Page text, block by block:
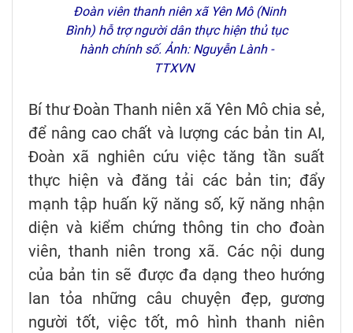
Đoàn viên thanh niên xã Yên Mô (Ninh
Bình) hỗ trợ người dân thực hiện thủ tục
hành chính số. Ảnh: Nguyễn Lành -
TTXVN
Bí thư Đoàn Thanh niên xã Yên Mô chia sẻ,
để nâng cao chất và lượng các bản tin AI,
Đoàn xã nghiên cứu việc tăng tần suất
thực hiện và đăng tải các bản tin; đẩy
mạnh tập huấn kỹ năng số, kỹ năng nhận
diện và kiểm chứng thông tin cho đoàn
viên, thanh niên trong xã. Các nội dung
của bản tin sẽ được đa dạng theo hướng
lan tỏa những câu chuyện đẹp, gương
người tốt, việc tốt, mô hình thanh niên